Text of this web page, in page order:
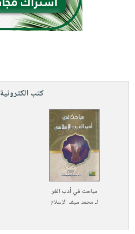
كتب الكترونية
مباحث في أدب الغر
لـمحمد سيف الإسلام